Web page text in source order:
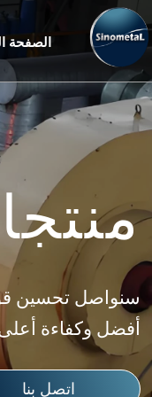
الصفحة
سنواصل تحسين
أفضل وكفاءة أعلى
اتصل بنا